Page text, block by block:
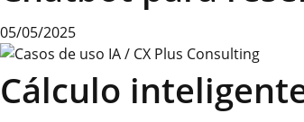
05/05/2025
Cálculo